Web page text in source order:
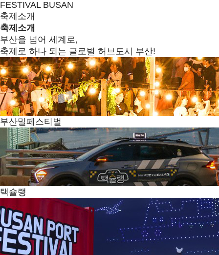
FESTIVAL BUSAN
축제소개
축제소개
부산을 넘어 세계로,
축제로 하나 되는 글로벌 허브도시 부산!
부산밀페스티벌
택슐랭